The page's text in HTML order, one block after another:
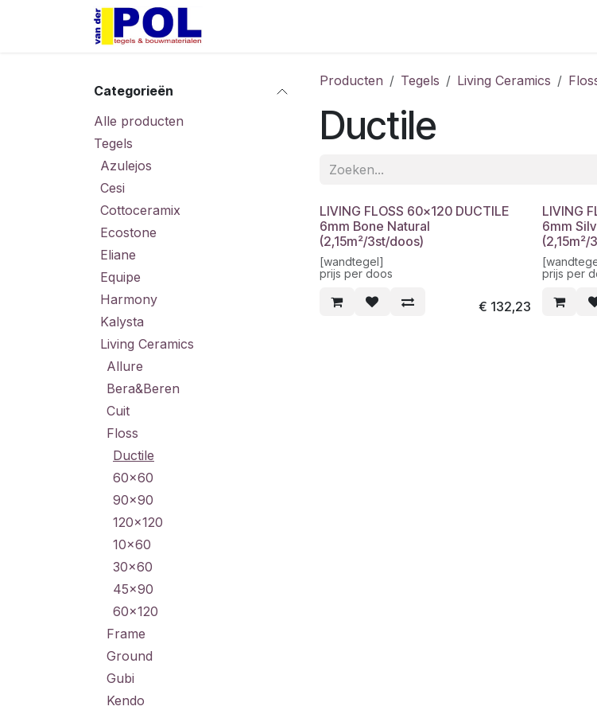
Overslaan naar inhoud
Categorieën
Alle producten
Tegels
Azulejos
Cesi
Cottoceramix
Ecostone
Eliane
Equipe
Harmony
Kalysta
Living Ceramics
Allure
Bera&Beren
Cuit
Floss
Ductile
60x60
90x90
120x120
10x60
30x60
45x90
60x120
Frame
Ground
Gubi
Kendo
Producten Tegels Living Ceramics
Ductile
LIVING FLOSS 60x120 DUCTILE
6mm Bone Natural
(2,15m²/3st/doos)
[wandtegel]
prijs per doos
€ 132,23
LIVING
6mm
(2,15m²/
prijs per